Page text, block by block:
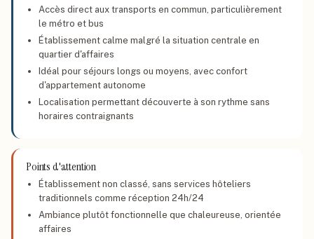
Accès direct aux transports en commun, particulièrement
le métro et bus
Établissement calme malgré la situation centrale en
quartier d'affaires
Idéal pour séjours longs ou moyens, avec confort
d'appartement autonome
Localisation permettant découverte à son rythme sans
horaires contraignants
Points d'attention
Établissement non classé, sans services hôteliers
traditionnels comme réception 24h/24
Ambiance plutôt fonctionnelle que chaleureuse, orientée
affaires